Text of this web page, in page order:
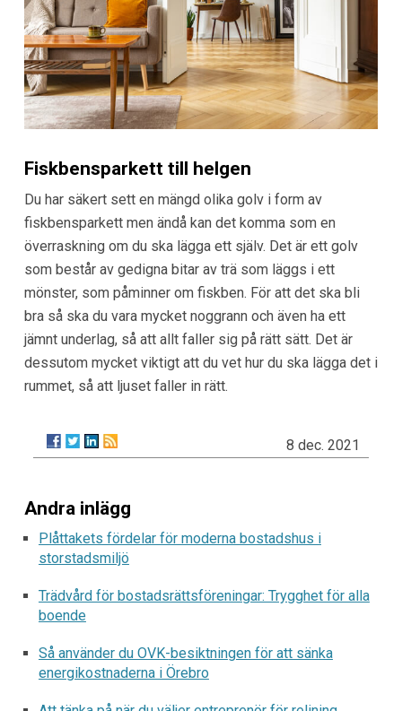
Fiskbensparkett till helgen
Du har säkert sett en mängd olika golv i form av
fiskbensparkett men ändå kan det komma som en
överraskning om du ska lägga ett själv. Det är ett golv
som består av gedigna bitar av trä som läggs i ett
mönster, som påminner om fiskben. För att det ska bli
bra så ska du vara mycket noggrann och även ha ett
jämnt underlag, så att allt faller sig på rätt sätt. Det är
dessutom mycket viktigt att du vet hur du ska lägga det i
rummet, så att ljuset faller in rätt.
8 dec. 2021
Andra inlägg
Plåttakets fördelar för moderna bostadshus i
storstadsmiljö
Trädvård för bostadsrättsföreningar: Trygghet för alla
boende
Så använder du OVK-besiktningen för att sänka
energikostnaderna i Örebro